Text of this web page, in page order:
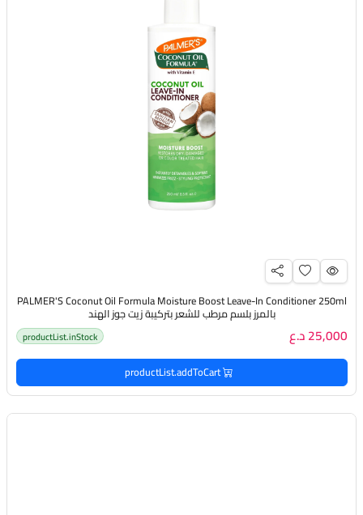
PALMER'S Coconut Oil Formula Moisture Boost Leave-In Conditioner 250ml
بالمرز بلسم مرطب للشعر بتركيبة زيت جوز الهند
25,000 د.ع productList.inStock
productList.addToCart